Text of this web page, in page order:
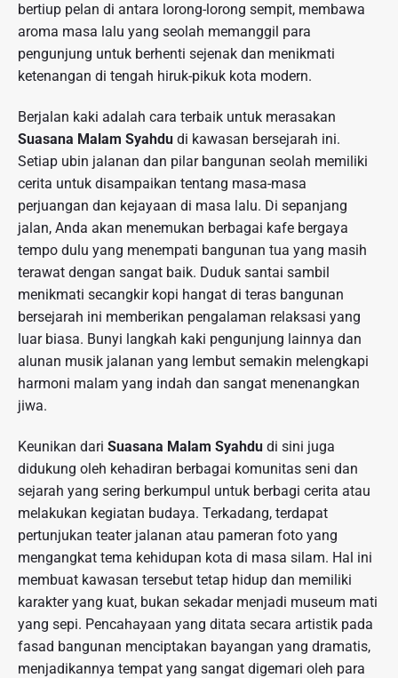
bertiup pelan di antara lorong-lorong sempit, membawa
aroma masa lalu yang seolah memanggil para
pengunjung untuk berhenti sejenak dan menikmati
ketenangan di tengah hiruk-pikuk kota modern.
Berjalan kaki adalah cara terbaik untuk merasakan
Suasana Malam Syahdu di kawasan bersejarah ini.
Setiap ubin jalanan dan pilar bangunan seolah memiliki
cerita untuk disampaikan tentang masa-masa
perjuangan dan kejayaan di masa lalu. Di sepanjang
jalan, Anda akan menemukan berbagai kafe bergaya
tempo dulu yang menempati bangunan tua yang masih
terawat dengan sangat baik. Duduk santai sambil
menikmati secangkir kopi hangat di teras bangunan
bersejarah ini memberikan pengalaman relaksasi yang
luar biasa. Bunyi langkah kaki pengunjung lainnya dan
alunan musik jalanan yang lembut semakin melengkapi
harmoni malam yang indah dan sangat menenangkan
jiwa.
Keunikan dari Suasana Malam Syahdu di sini juga
didukung oleh kehadiran berbagai komunitas seni dan
sejarah yang sering berkumpul untuk berbagi cerita atau
melakukan kegiatan budaya. Terkadang, terdapat
pertunjukan teater jalanan atau pameran foto yang
mengangkat tema kehidupan kota di masa silam. Hal ini
membuat kawasan tersebut tetap hidup dan memiliki
karakter yang kuat, bukan sekadar menjadi museum mati
yang sepi. Pencahayaan yang ditata secara artistik pada
fasad bangunan menciptakan bayangan yang dramatis,
menjadikannya tempat yang sangat digemari oleh para